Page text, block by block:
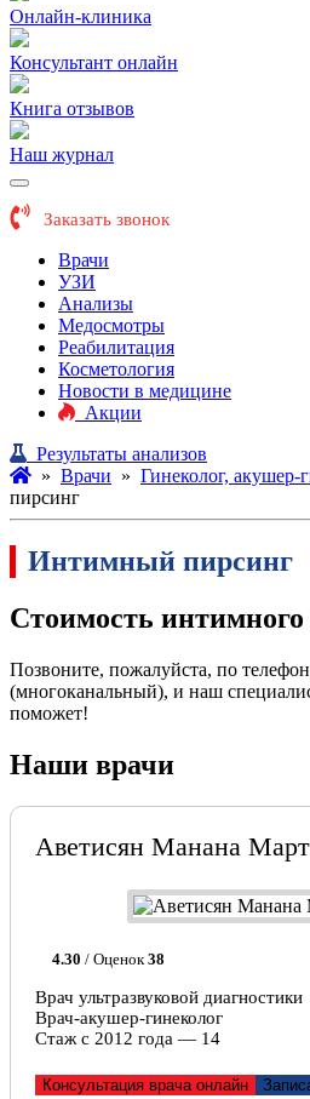
Онлайн-клиника
Консультант онлайн
Книга отзывов
Наш журнал
Заказать звонок
Врачи
УЗИ
Анализы
Медосмотры
Реабилитация
Косметология
Новости в медицине
Акции
Результаты анализов
» Врачи » Гинеколог, акушер-
пирсинг
Интимный пирсинг
Стоимость интимного
Позвоните, пожалуйста, по
(многоканальный), и наш
поможет!
Наши врачи
Аветисян Манана
4.30 / Оценок 38
Врач ультразвуковой диагностики
Врач-акушер-гинеколог
Стаж с 2012 года — 14
Консультация врача онлайн